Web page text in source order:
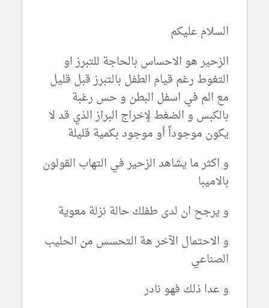
السلام عليكم
الزحير هو الاحساس بالحاجة للتبرز او
التغوط رغم قيام الطفل بالتبرز قبل قليل
مع الم في اسفل البطن و حس رغبة
بالكبس و الضغط لإخراج البراز الذي قد لا
يكون موجوداً أو موجود بكمية قليلة
و اكثر ما يشاهد الزحير في التهاب القولون
بالاميبا
و يرجح ان لدى طفلك حالة نزلة معوية
و الاحتمال الآخر هة التحسس من الحليب
الصناعي
و عدا ذلك فهو نادر